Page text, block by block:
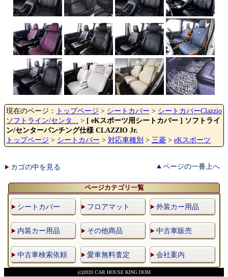
現在のページ： トップページ > シートカバー > シートカバーClazzio
ソフトライン/センタ...
> [ eKスポーツ用シートカバー ] ソフトライ
ン/センターパンチング仕様 CLAZZIO Jr.
トップページ > シートカバー > 対応車種別 > 三菱 > eKスポーツ
カゴの中を見る ページの一番上へ
ページカテゴリ一覧
シートカバー フロアマット 外装カー用品
内装カー用品 その他商品 中古車販売
中古車検索依頼 愛車無料査定 会社案内
(c)2020 CAR HOUSE KING DOM